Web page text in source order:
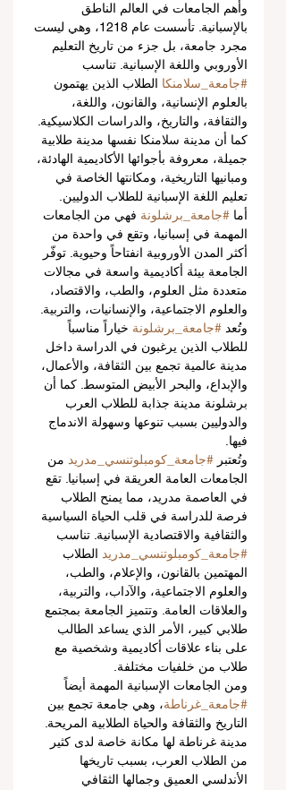
وأهم الجامعات في العالم الناطق
بالإسبانية. تأسست عام 1218، وهي ليست
مجرد جامعة، بل جزء من تاريخ التعليم
الأوروبي واللغة الإسبانية. تناسب
#جامعة_سلامنكا الطلاب الذين يهتمون
بالعلوم الإنسانية، والقانون، واللغة،
والثقافة، والتاريخ، والدراسات الكلاسيكية.
كما أن مدينة سلامنكا نفسها مدينة طلابية
جميلة، معروفة بأجوائها الأكاديمية الهادئة،
ومبانيها التاريخية، ومكانتها الخاصة في
تعليم اللغة الإسبانية للطلاب الدوليين.
أما #جامعة_برشلونة فهي من الجامعات
المهمة في إسبانيا، وتقع في واحدة من
أكثر المدن الأوروبية انفتاحاً وحيوية. توفّر
الجامعة بيئة أكاديمية واسعة في مجالات
متعددة مثل العلوم، والطب، والاقتصاد،
والعلوم الاجتماعية، والإنسانيات، والتربية.
وتُعد #جامعة_برشلونة خياراً مناسباً
للطلاب الذين يرغبون في الدراسة داخل
مدينة عالمية تجمع بين الثقافة، والأعمال،
والإبداع، والبحر الأبيض المتوسط. كما أن
برشلونة مدينة جذابة للطلاب العرب
والدوليين بسبب تنوعها وسهولة الاندماج
فيها.
وتُعتبر #جامعة_كومبلوتنسي_مدريد من
الجامعات العامة العريقة في إسبانيا. تقع
في العاصمة مدريد، مما يمنح الطلاب
فرصة للدراسة في قلب الحياة السياسية
والثقافية والاقتصادية الإسبانية. تناسب
#جامعة_كومبلوتنسي_مدريد الطلاب
المهتمين بالقانون، والإعلام، والطب،
والعلوم الاجتماعية، والآداب، والتربية،
والعلاقات العامة. وتتميز الجامعة بمجتمع
طلابي كبير، الأمر الذي يساعد الطالب
على بناء علاقات أكاديمية وشخصية مع
طلاب من خلفيات مختلفة.
ومن الجامعات الإسبانية المهمة أيضاً
#جامعة_غرناطة، وهي جامعة تجمع بين
التاريخ والثقافة والحياة الطلابية المريحة.
مدينة غرناطة لها مكانة خاصة لدى كثير
من الطلاب العرب، بسبب تاريخها
الأندلسي العميق وجمالها الثقافي